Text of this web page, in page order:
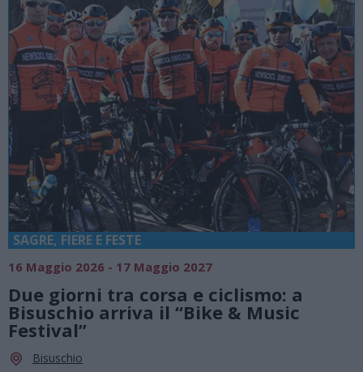
SAGRE, FIERE E FESTE
16 Maggio 2026 - 17 Maggio 2027
Due giorni tra corsa e ciclismo: a
Bisuschio arriva il “Bike & Music
Festival”
Bisuschio